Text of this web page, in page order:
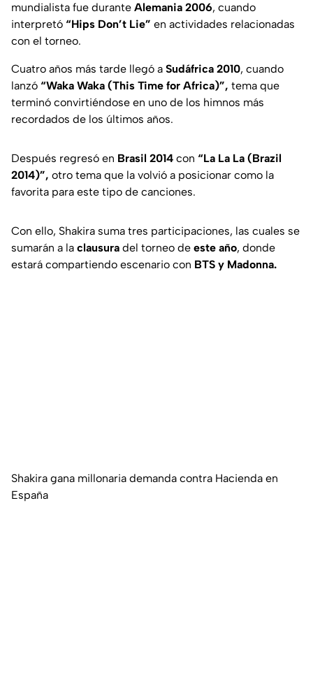
mundialista fue durante Alemania 2006, cuando
interpretó “Hips Don’t Lie” en actividades relacionadas
con el torneo.
Cuatro años más tarde llegó a Sudáfrica 2010, cuando
lanzó “Waka Waka (This Time for Africa)”, tema que
terminó convirtiéndose en uno de los himnos más
recordados de los últimos años.
Después regresó en Brasil 2014 con “La La La (Brazil
2014)”, otro tema que la volvió a posicionar como la
favorita para este tipo de canciones.
Con ello, Shakira suma tres participaciones, las cuales se
sumarán a la clausura del torneo de este año, donde
estará compartiendo escenario con BTS y Madonna.
Shakira gana millonaria demanda contra Hacienda en
España